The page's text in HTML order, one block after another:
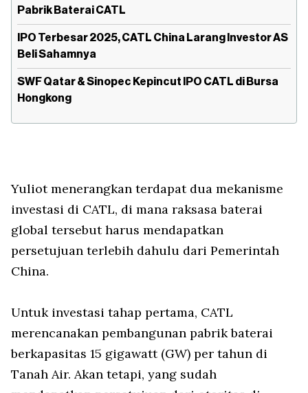
Pabrik Baterai CATL
IPO Terbesar 2025, CATL China Larang Investor AS
Beli Sahamnya
SWF Qatar & Sinopec Kepincut IPO CATL di Bursa
Hongkong
Yuliot menerangkan terdapat dua mekanisme
investasi di CATL, di mana raksasa baterai
global tersebut harus mendapatkan
persetujuan terlebih dahulu dari Pemerintah
China.
Untuk investasi tahap pertama, CATL
merencanakan pembangunan pabrik baterai
berkapasitas 15 gigawatt (GW) per tahun di
Tanah Air. Akan tetapi, yang sudah